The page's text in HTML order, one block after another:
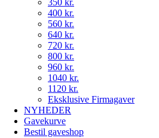
350 kr.
400 kr.
560 kr.
640 kr.
720 kr.
800 kr.
960 kr.
1040 kr.
1120 kr.
Eksklusive Firmagaver
NYHEDER
Gavekurve
Bestil gaveshop